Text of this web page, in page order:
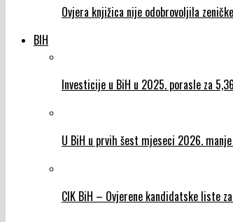
Ovjera knjižica nije odobrovoljila
BIH
Investicije u BiH u 2025. porasle za
U BiH u prvih šest mjeseci 2026.
CIK BiH – Ovjerene kandidatske liste